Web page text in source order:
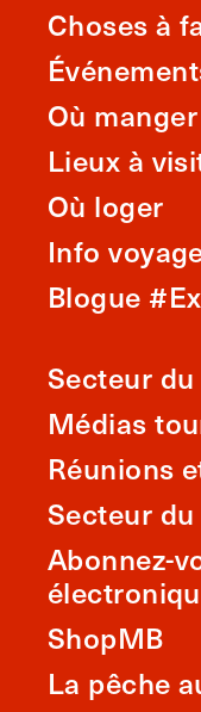
Choses à
Où
Lieux à
Où loger
Info
Blogue
Secteur
Médias
Réunions
Secteur
Abonnez-
ShopMB
La pêche